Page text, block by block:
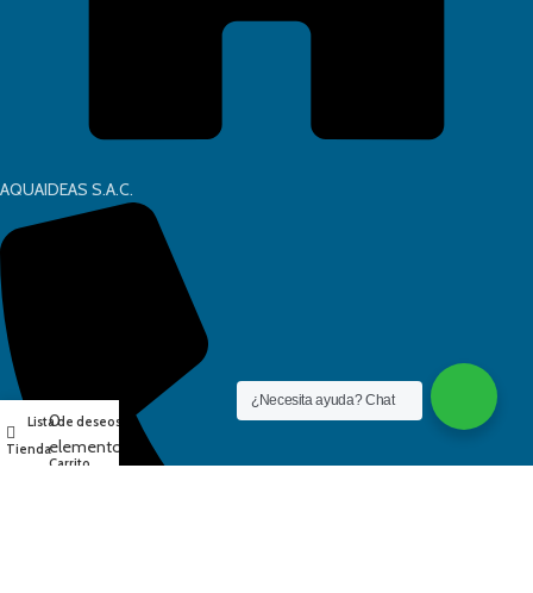
AQUAIDEAS S.A.C.
¿Necesita ayuda? Chat
Tienda
Lista de deseos
0
elementos
Carrito
Mi cuenta